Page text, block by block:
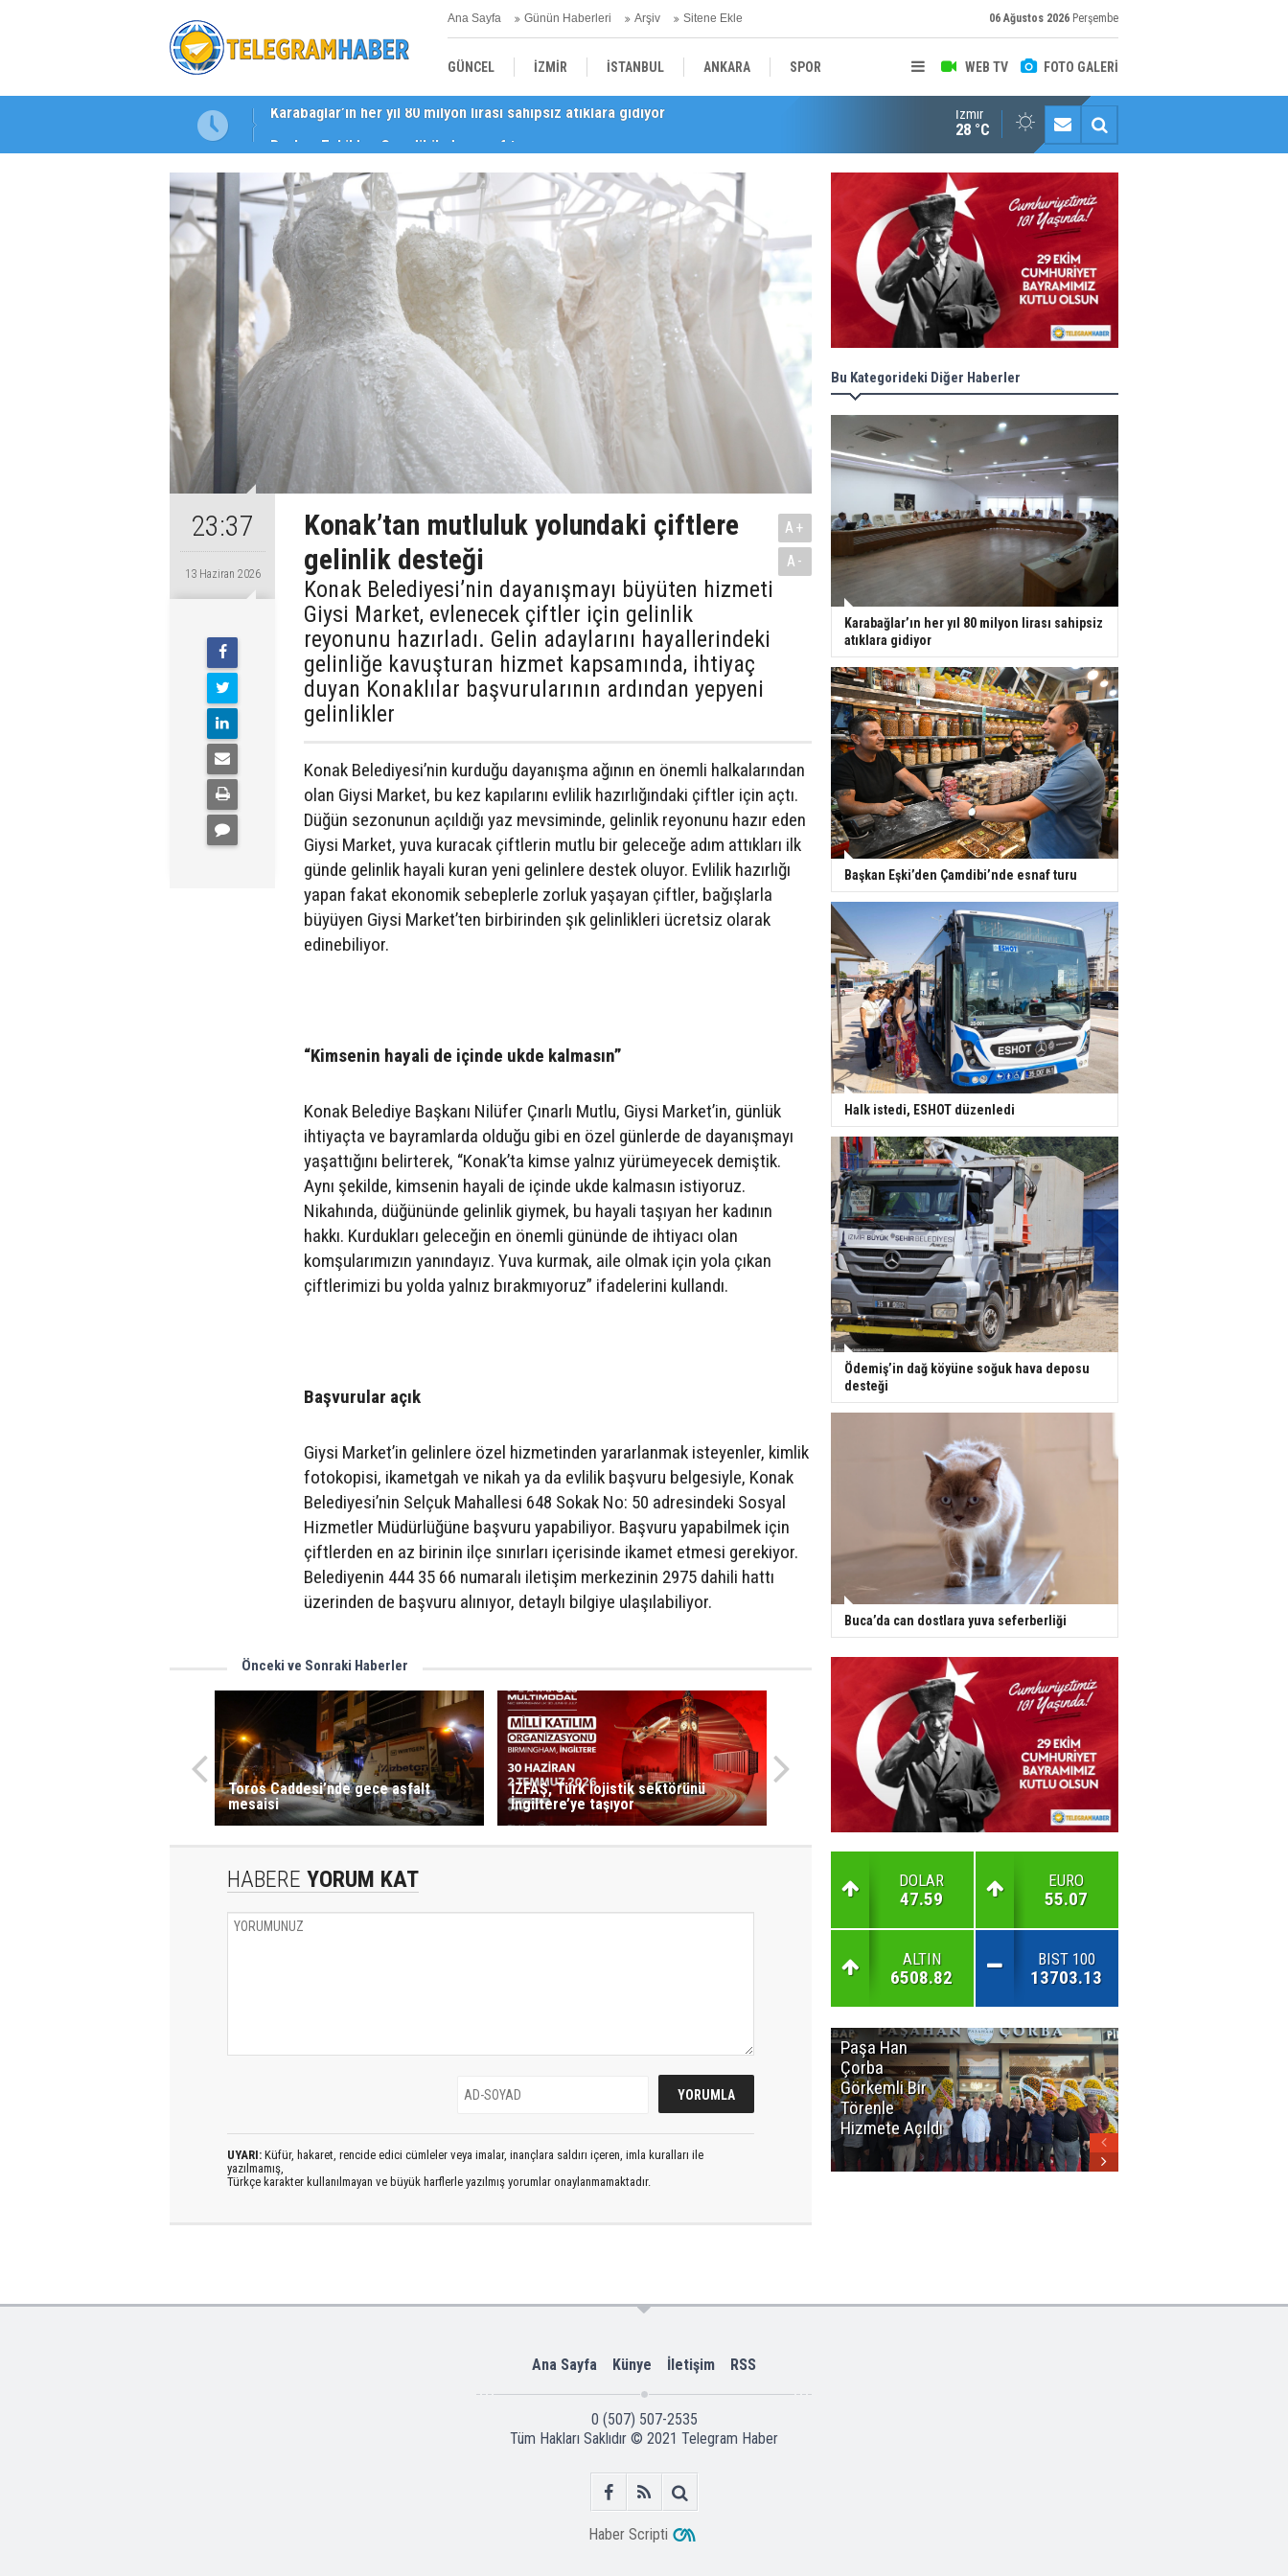
Ana Sayfa Günün Haberleri Arşiv Sitene Ekle 06 Ağustos 2026 Perşembe
WEB TV FOTO GALERİ
GÜNCEL İZMİR İSTANBUL ANKARA SPOR
EKONOMİ
Başkan Eşki’den Çamdibi’nde esnaf turu Halk istedi, ESHOT düzenledi
İzmir
28 °C
23:37
13 Haziran 2026
Konak’tan mutluluk yolundaki çiftlere
gelinlik desteği
Konak Belediyesi’nin dayanışmayı büyüten hizmeti
Giysi Market, evlenecek çiftler için gelinlik
reyonunu hazırladı. Gelin adaylarını hayallerindeki
gelinliğe kavuşturan hizmet kapsamında, ihtiyaç
duyan Konaklılar başvurularının ardından yepyeni
gelinlikler
A+
A-
Konak Belediyesi’nin kurduğu dayanışma ağının en önemli halkalarından
olan Giysi Market, bu kez kapılarını evlilik hazırlığındaki çiftler için açtı.
Düğün sezonunun açıldığı yaz mevsiminde, gelinlik reyonunu hazır eden
Giysi Market, yuva kuracak çiftlerin mutlu bir geleceğe adım attıkları ilk
günde gelinlik hayali kuran yeni gelinlere destek oluyor. Evlilik hazırlığı
yapan fakat ekonomik sebeplerle zorluk yaşayan çiftler, bağışlarla
büyüyen Giysi Market’ten birbirinden şık gelinlikleri ücretsiz olarak
edinebiliyor.
“Kimsenin hayali de içinde ukde kalmasın”
Konak Belediye Başkanı Nilüfer Çınarlı Mutlu, Giysi Market’in, günlük
ihtiyaçta ve bayramlarda olduğu gibi en özel günlerde de dayanışmayı
yaşattığını belirterek, “Konak’ta kimse yalnız yürümeyecek demiştik.
Aynı şekilde, kimsenin hayali de içinde ukde kalmasın istiyoruz.
Nikahında, düğününde gelinlik giymek, bu hayali taşıyan her kadının
hakkı. Kurdukları geleceğin en önemli gününde de ihtiyacı olan
komşularımızın yanındayız. Yuva kurmak, aile olmak için yola çıkan
çiftlerimizi bu yolda yalnız bırakmıyoruz” ifadelerini kullandı.
Başvurular açık
Giysi Market’in gelinlere özel hizmetinden yararlanmak isteyenler, kimlik
fotokopisi, ikametgah ve nikah ya da evlilik başvuru belgesiyle, Konak
Belediyesi’nin Selçuk Mahallesi 648 Sokak No: 50 adresindeki Sosyal
Hizmetler Müdürlüğüne başvuru yapabiliyor. Başvuru yapabilmek için
çiftlerden en az birinin ilçe sınırları içerisinde ikamet etmesi gerekiyor.
Belediyenin 444 35 66 numaralı iletişim merkezinin 2975 dahili hattı
üzerinden de başvuru alınıyor, detaylı bilgiye ulaşılabiliyor.
Önceki ve Sonraki Haberler
Toros Caddesi’nde gece asfalt
mesaisi
İZFAŞ, Türk lojistik sektörünü
İngiltere’ye taşıyor
HABERE YORUM KAT
UYARI: Küfür, hakaret, rencide edici cümleler veya imalar, inançlara saldırı içeren, imla kuralları ile
yazılmamış,
Türkçe karakter kullanılmayan ve büyük harflerle yazılmış yorumlar onaylanmamaktadır.
Bu Kategorideki Diğer Haberler
Karabağlar’ın her yıl 80 milyon lirası sahipsiz
atıklara gidiyor
Başkan Eşki’den Çamdibi’nde esnaf turu
Halk istedi, ESHOT düzenledi
Ödemiş’in dağ köyüne soğuk hava deposu
desteği
Buca’da can dostlara yuva seferberliği
DOLAR
47.59
EURO
55.07
ALTIN
6508.82
BIST 100
13703.13
Paşa Han
Çorba
Görkemli Bir
Törenle
Hizmete Açıldı
Ana Sayfa Künye İletişim RSS
0 (507) 507-2535
Tüm Hakları Saklıdır © 2021 Telegram Haber
Haber Scripti